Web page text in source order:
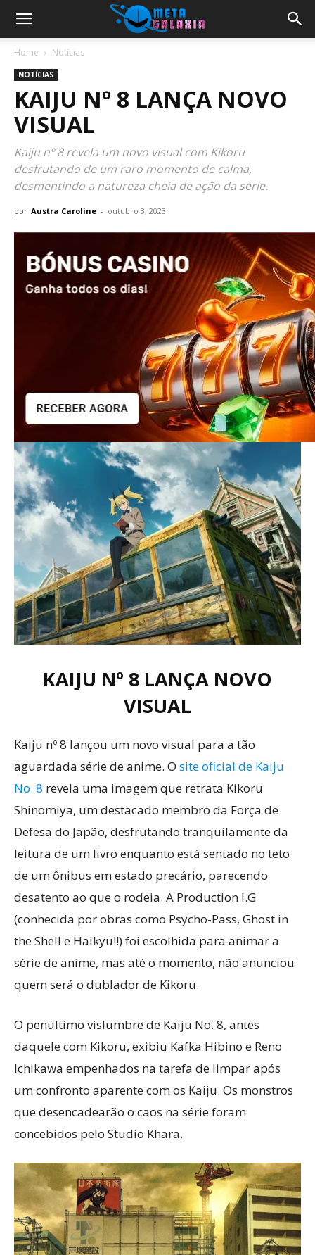
Home Notícias
NOTÍCIAS
KAIJU Nº 8 LANÇA NOVO
VISUAL
Kaiju nº 8 revela um novo visual com Kikoru
desfrutando de um raro momento de calma,
desmentindo a natureza cheia de ação da série.
por Austra Caroline - outubro 3, 2023
KAIJU Nº 8 LANÇA NOVO
VISUAL
Kaiju nº 8 lançou um novo visual para a tão
aguardada série de anime. O site oficial de Kaiju
No. 8 revela uma imagem que retrata Kikoru
Shinomiya, um destacado membro da Força de
Defesa do Japão, desfrutando tranquilamente da
leitura de um livro enquanto está sentado no teto
de um ônibus em estado precário, parecendo
desatento ao que o rodeia. A Production I.G
(conhecida por obras como Psycho-Pass, Ghost in
the Shell e Haikyu!!) foi escolhida para animar a
série de anime, mas até o momento, não anunciou
quem será o dublador de Kikoru.
O penúltimo vislumbre de Kaiju No. 8, antes
daquele com Kikoru, exibiu Kafka Hibino e Reno
Ichikawa empenhados na tarefa de limpar após
um confronto aparente com os Kaiju. Os monstros
que desencadearão o caos na série foram
concebidos pelo Studio Khara.